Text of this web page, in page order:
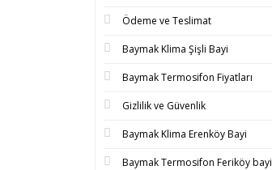
Ödeme ve Teslimat
Baymak Klima Şişli Bayi
Baymak Termosifon Fiyatları
Gizlilik ve Güvenlik
Baymak Klima Erenköy Bayi
Baymak Termosifon Feriköy bayi